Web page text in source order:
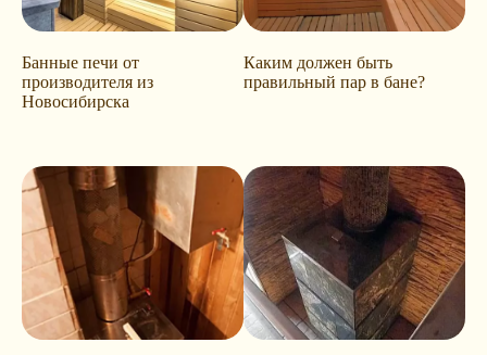
Банные печи от
производителя из
Новосибирска
Каким должен быть
правильный пар в бане?